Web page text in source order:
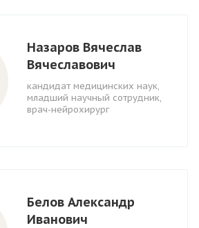
Назаров Вячеслав
Вячеславович
кандидат медицинских наук,
младший научный сотрудник,
врач-нейрохирург
Белов Александр
Иванович